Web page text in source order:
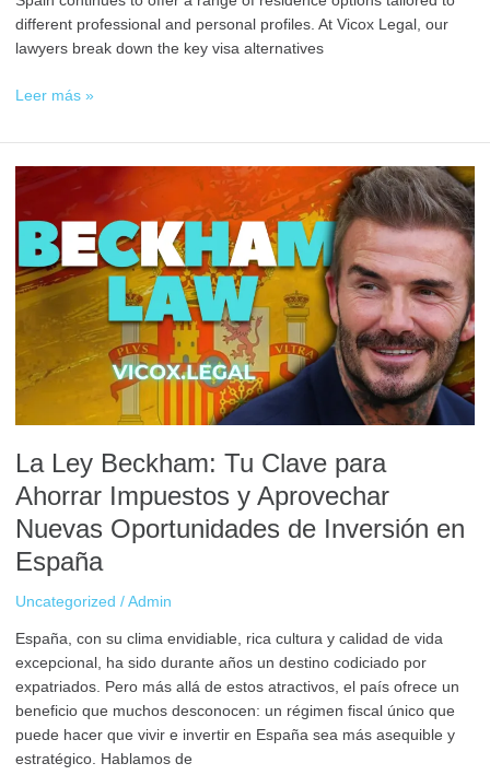
different professional and personal profiles. At Vicox Legal, our
lawyers break down the key visa alternatives
Leer más »
La Ley Beckham: Tu Clave para
Ahorrar Impuestos y Aprovechar
Nuevas Oportunidades de Inversión en
España
Uncategorized / Admin
España, con su clima envidiable, rica cultura y calidad de vida
excepcional, ha sido durante años un destino codiciado por
expatriados. Pero más allá de estos atractivos, el país ofrece un
beneficio que muchos desconocen: un régimen fiscal único que
puede hacer que vivir e invertir en España sea más asequible y
estratégico. Hablamos de
La
Beckham:
Clave
para
Ahorrar
Impuestos
Aprovechar
de
Inversión
España